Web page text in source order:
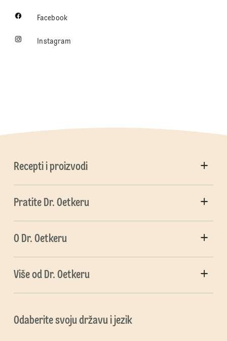
Facebook
Instagram
Recepti i proizvodi
Pratite Dr. Oetkeru
O Dr. Oetkeru
Više od Dr. Oetkeru
Odaberite svoju državu i jezik